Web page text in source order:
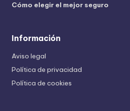
Cómo elegir el mejor seguro
Información
Aviso legal
Política de privacidad
Política de cookies